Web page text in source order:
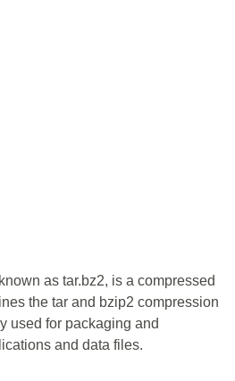
as tar.bz2, is a compressed
the tar and bzip2 compression
used for packaging and
and data files.